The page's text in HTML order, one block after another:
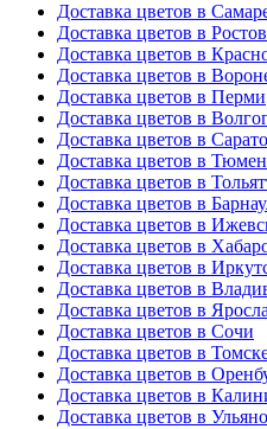
Доставка цветов в
Доставка цветов в
Доставка цветов в
Доставка цветов в
Доставка цветов в Перми
Доставка цветов в
Доставка цветов в
Доставка цветов в
Доставка цветов в
Доставка цветов в
Доставка цветов в
Доставка цветов в
Доставка цветов в
Доставка цветов в
Доставка цветов в
Доставка цветов в Сочи
Доставка цветов в
Доставка цветов в
Доставка цветов в
Доставка цветов в